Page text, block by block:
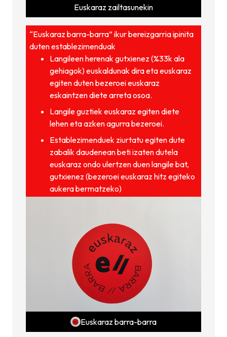
Euskaraz zailtasunekin
“Euskaraz barra-barra” ikur bereizgarria ipinita
duten establezimenduak
Langileen herenak gutxienez (%33k ala
gehiagok) euskaldunak dira eta euskaraz
egiten duten bezeroei euskaraz
eskaintzen diete arreta osoa.
Langile guztiek euskaraz egiten diete
lehen eta azken agurra bezeroei.
Establezimenduek ziurtatu egiten dute
zabalik daudenean beti izaten dutela
euskaraz ondo ulertzen duen langile bat,
gutxienez (bezeroei euskaraz hitz egiteko
aukera bermatzeko)
Euskaraz barra-barra